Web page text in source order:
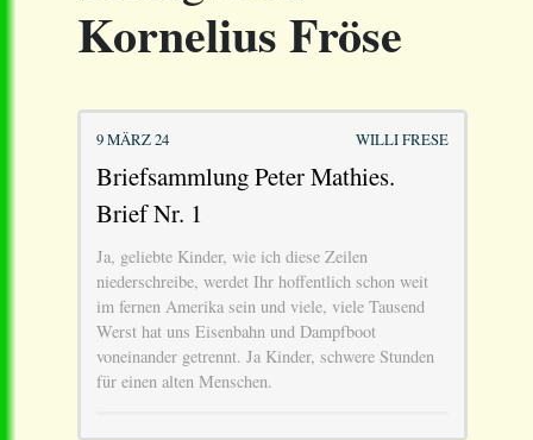
Kornelius Fröse
9 MÄRZ 24 WILLI FRESE
Briefsammlung Peter Mathies.
Brief Nr. 1
Ja, geliebte Kinder, wie ich diese Zeilen
niederschreibe, werdet Ihr hoffentlich schon weit
im fernen Amerika sein und viele, viele Tausend
Werst hat uns Eisenbahn und Dampfboot
voneinander getrennt. Ja Kinder, schwere Stunden
für einen alten Menschen.